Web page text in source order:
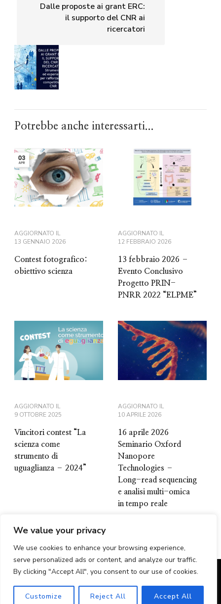
We value your privacy
We use cookies to enhance your browsing experience,
serve personalized ads or content, and analyze our traffic.
By clicking "Accept All", you consent to our use of cookies.
Customize Reject All Accept All
Dalle proposte ai grant ERC:
il supporto del CNR ai
ricercatori
Potrebbe anche interessarti...
AGGIORNATO IL
13 GENNAIO 2026
Contest fotografico:
obiettivo scienza
AGGIORNATO IL
12 FEBBRAIO 2026
13 febbraio 2026 –
Evento Conclusivo
Progetto PRIN-
PNRR 2022 “ELPME”
AGGIORNATO IL
9 OTTOBRE 2025
Vincitori contest “La
scienza come
strumento di
uguaglianza – 2024”
AGGIORNATO IL
10 APRILE 2026
16 aprile 2026
Seminario Oxford
Nanopore
Technologies –
Long-read sequencing
e analisi multi-omica
in tempo reale
Sito realizzato dai Servizi Tecnici dell'Area Territoriale di
Palermo
Per qualsiasi informazione contattare il numero